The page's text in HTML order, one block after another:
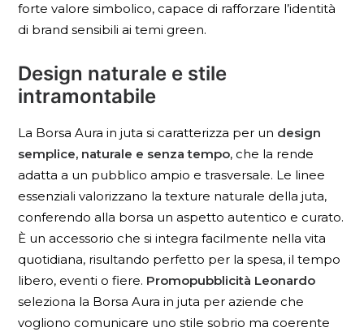
forte valore simbolico, capace di rafforzare l’identità
di brand sensibili ai temi green.
Design naturale e stile
intramontabile
La Borsa Aura in juta si caratterizza per un design
semplice, naturale e senza tempo, che la rende
adatta a un pubblico ampio e trasversale. Le linee
essenziali valorizzano la texture naturale della juta,
conferendo alla borsa un aspetto autentico e curato.
È un accessorio che si integra facilmente nella vita
quotidiana, risultando perfetto per la spesa, il tempo
libero, eventi o fiere. Promopubblicità Leonardo
seleziona la Borsa Aura in juta per aziende che
vogliono comunicare uno stile sobrio ma coerente